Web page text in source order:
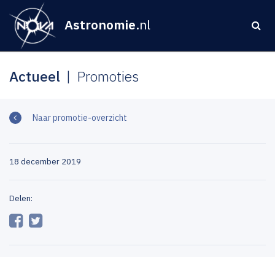
Astronomie.nl
Actueel Promoties
Naar promotie-overzicht
18 december 2019
Delen: